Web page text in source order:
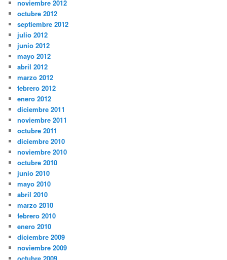
noviembre 2012
octubre 2012
septiembre 2012
julio 2012
junio 2012
mayo 2012
abril 2012
marzo 2012
febrero 2012
enero 2012
diciembre 2011
noviembre 2011
octubre 2011
diciembre 2010
noviembre 2010
octubre 2010
junio 2010
mayo 2010
abril 2010
marzo 2010
febrero 2010
enero 2010
diciembre 2009
noviembre 2009